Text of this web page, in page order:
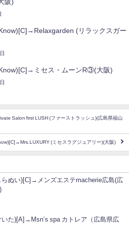
阪)
(リラックスガー
ミセス・ムーンR③(大阪)
Salon first LUSH (ファーストラッシュ)(広島県福山
(ミセスラグジュアリー)(大阪)
らぬい)[C]→メンズエステmacherie広島(広
いた)[A]→Msn’s spa カトレア（広島県広